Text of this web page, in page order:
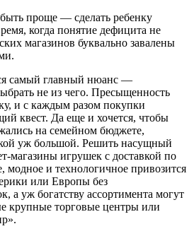
проще — сделать ребенку
когда понятие дефицита не
магазинов буквально завалены
самый главный нюанс —
не из чего. Пресыщенность
и с каждым разом покупки
квест. Да еще и хочется, чтобы
на семейном бюджете,
уж большой. Решить насущный
магазины игрушек с доставкой по
модное и технологичное привозится
или Европы без
а уж богатству ассортимента могут
крупные торговые центры или